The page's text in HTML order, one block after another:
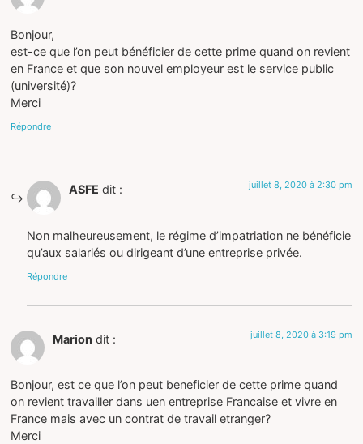
Bonjour,
est-ce que l’on peut bénéficier de cette prime quand on revient
en France et que son nouvel employeur est le service public
(université)?
Merci
Répondre
ASFE dit : juillet 8, 2020 à 2:30 pm
Non malheureusement, le régime d’impatriation ne bénéficie
qu’aux salariés ou dirigeant d’une entreprise privée.
Répondre
Marion dit : juillet 8, 2020 à 3:19 pm
Bonjour, est ce que l’on peut beneficier de cette prime quand
on revient travailler dans uen entreprise Francaise et vivre en
France mais avec un contrat de travail etranger?
Merci